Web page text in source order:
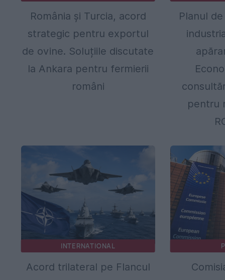
România și Turcia, acord
strategic pentru exportul
de ovine. Soluțiile discutate
la Ankara pentru fermierii
români
Planul
pentru
INTERNATIONAL
Acord trilateral pe Flancul